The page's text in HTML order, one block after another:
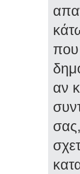
που
αν